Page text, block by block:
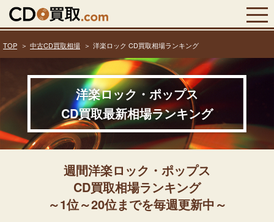
TOP 中古CD買取相場 洋楽ロック CD買取相場ランキング
洋楽ロック・ポップス
CD買取最新相場ランキング
週間洋楽ロック・ポップス
CD買取相場ランキング
～1位～20位までを毎週更新中～